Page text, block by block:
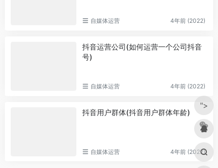
自媒体运营 4年前 (2022)
抖音运营公司(如何运营一个公司抖音
号)
自媒体运营 4年前 (2022)
抖音用户群体(抖音用户群体年龄)
自媒体运营 4年前 (2022)
">